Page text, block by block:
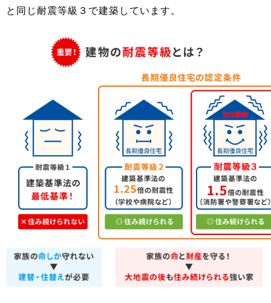
と同じ耐震等級３で建築しています。